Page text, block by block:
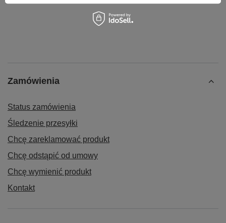
Zamówienia
Status zamówienia
Śledzenie przesyłki
Chcę zareklamować produkt
Chcę odstąpić od umowy
Chcę wymienić produkt
Kontakt